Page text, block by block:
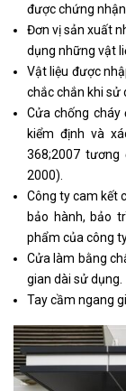
được chứng
Đơn vị sản xuất
dụng những vật
Vật liệu được
chắc chắn khi sử
Cửa chống cháy
kiểm định và
368;2007 tương
2000).
Công ty cam kết
bảo hành, bảo
phẩm của công
Cửa làm bằng
gian dài sử dụng.
Tay cầm ngang